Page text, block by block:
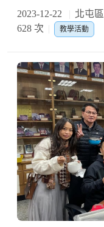
2023-12-22 北屯
628 次
教學活動